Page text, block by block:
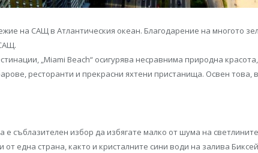
на САЩ в Атлантическия океан. Благодарение на многото
„Miami Beach“ осигурява несравнима природна
ресторанти и прекрасни яхтени пристанища. Освен
съблазителен избор да избягате малко от шума на
от една страна, както и кристалните сини води на залива